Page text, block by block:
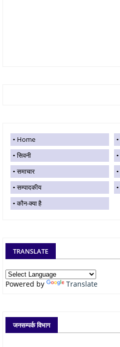
Home
सिवनी
समाचार
सम्पादकीय
कौन-क्या है
TRANSLATE
Powered by Translate
जनसम्पर्क विभाग